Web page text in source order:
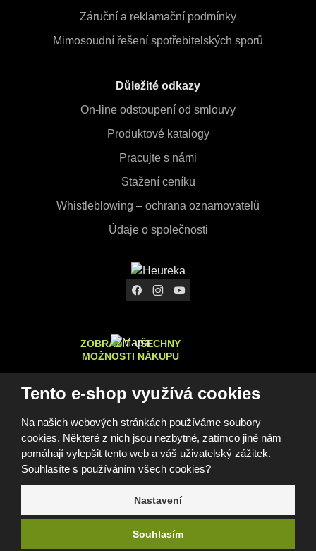
Tento e-shop využívá cookies
Na našich webových stránkách používáme soubory
cookies. Některé z nich jsou nezbytné, zatímco jiné nám
pomáhají vylepšit tento web a váš uživatelský zážitek.
Souhlasíte s používáním všech cookies?
Nastavení
Souhlasím
Záruční a reklamační podmínky
Mimosoudní řešení spotřebitelských sporů
Důležité odkazy
On-line odstoupení od smlouvy
Produktové katalogy
Pracujte s námi
Stažení ceníku
Whistleblowing – ochrana oznamovatelů
Údaje o společnosti
ZOBRAZIT VŠECHNY
MOŽNOSTI NÁKUPU
© 2026, FOMEI s.r.o.
Prohlášení o přístupnostiMapa stránekGDPR Cookies
Nastavení cookies
Tento web je chráněn pomocí Google ReCAPTCHA a platí pro
zásady ochrany osobních údajů
e